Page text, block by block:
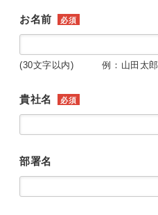
お名前 必須
(30文字以内) 例：山田太郎
貴社名 必須
部署名